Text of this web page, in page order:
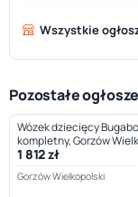
Wszystkie
Pozostałe
Wózek dziecięcy
kompletny, Gorzów
1 812 zł
Gorzów Wielkopolski